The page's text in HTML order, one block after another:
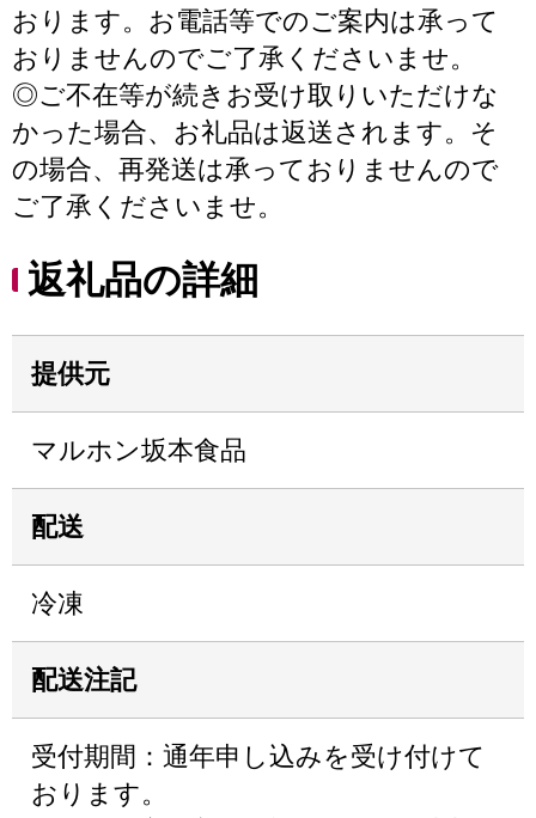
おります。お電話等でのご案内は承って
おりませんのでご了承くださいませ。
◎ご不在等が続きお受け取りいただけな
かった場合、お礼品は返送されます。そ
の場合、再発送は承っておりませんので
ご了承くださいませ。
返礼品の詳細
提供元
マルホン坂本食品
配送
冷凍
配送注記
受付期間：通年申し込みを受け付けて
おります。